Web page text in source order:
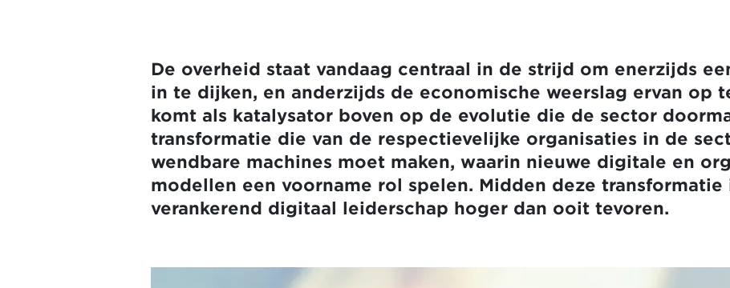
De overheid staat vandaag centraal in de strijd om enerzijds
in te dijken, en anderzijds de economische weerslag ervan op
komt als katalysator boven op de evolutie die de sector
transformatie die van de respectievelijke organisaties in de
wendbare machines moet maken, waarin nieuwe digitale en
modellen een voorname rol spelen. Midden deze transformatie
verankerend digitaal leiderschap hoger dan ooit tevoren.